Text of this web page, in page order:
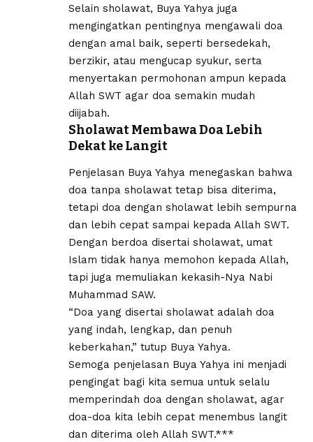
Selain sholawat, Buya Yahya juga
mengingatkan pentingnya mengawali doa
dengan amal baik, seperti bersedekah,
berzikir, atau mengucap syukur, serta
menyertakan permohonan ampun kepada
Allah SWT agar doa semakin mudah
diijabah.
Sholawat Membawa Doa Lebih
Dekat ke Langit
Penjelasan Buya Yahya menegaskan bahwa
doa tanpa sholawat tetap bisa diterima,
tetapi doa dengan sholawat lebih sempurna
dan lebih cepat sampai kepada Allah SWT.
Dengan berdoa disertai sholawat, umat
Islam tidak hanya memohon kepada Allah,
tapi juga memuliakan kekasih-Nya Nabi
Muhammad SAW.
“Doa yang disertai sholawat adalah doa
yang indah, lengkap, dan penuh
keberkahan,” tutup Buya Yahya.
Semoga penjelasan Buya Yahya ini menjadi
pengingat bagi kita semua untuk selalu
memperindah doa dengan sholawat, agar
doa-doa kita lebih cepat menembus langit
dan diterima oleh Allah SWT.***